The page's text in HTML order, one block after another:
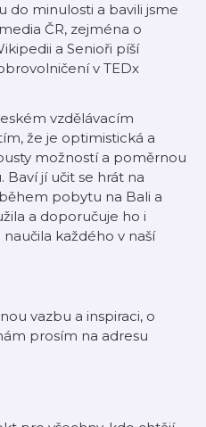
do minulosti a bavili jsme
ČR, zejména o
a Senioři píší
v TEDx
vzdělávacím
že je optimistická a
možností a poměrnou
jí učit se hrát na
pobytu na Bali a
a doporučuje ho i
každého v naší
vazbu a inspiraci, o
prosím na adresu